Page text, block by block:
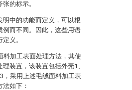
的标示。
明中的功能而定义，可以根
例而不同。因此，这些用语
义。
料加工表面处理方法，其使
装置，该装置包括外壳1、
，采用上述毛绒面料加工表
如下：